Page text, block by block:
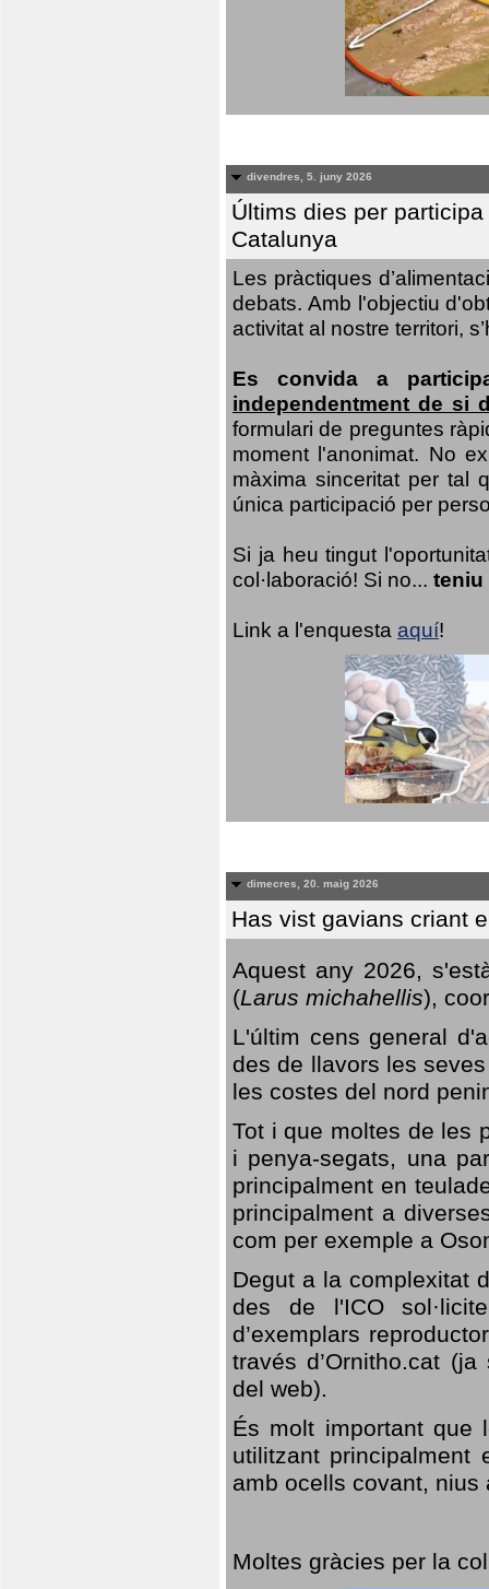
divendres, 5. juny 2026
Últims dies per
Catalunya
Les pràctiques
debats. Amb l'objectiu
activitat al nostre territori,
Es convida a
independentment de si
formulari de preguntes
moment l'anonimat. No
màxima sinceritat per tal
única participació per
Si ja heu tingut
col·laboració! Si no... teniu
Link a l'enquesta aquí!
dimecres, 20. maig 2026
Has vist gavians criant
Aquest any 2026,
(Larus michahellis),
L'últim cens general
des de llavors les
les costes del nord
Tot i que moltes de les
i penya-segats, una
principalment en
principalment a
com per exemple a
Degut a la complexitat
des de l'ICO
d’exemplars
través d’Ornitho.cat
del web).
És molt important que
utilitzant
amb ocells covant,
Moltes gràcies per la